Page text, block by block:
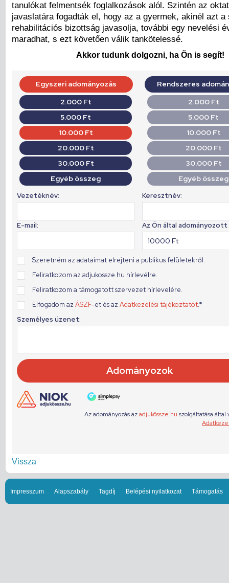
tanulókat felmentsék foglalkozások alól. Szintén az
javaslatára fogadták el, hogy az a gyermek, akinél azt a
rehabilitációs bizottság javasolja, további egy nevelési
maradhat, s ezt követően válik tankötelessé.
Akkor tudunk dolgozni, ha Ön is segít!
Vissza
Impresszum Alapszabály Tagdíj Belépési nyilatkozat Támogatás